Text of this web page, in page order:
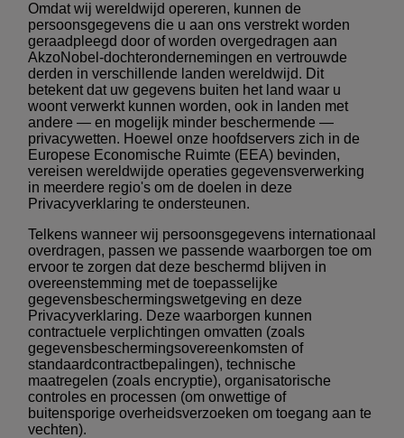
Omdat wij wereldwijd opereren, kunnen de
persoonsgegevens die u aan ons verstrekt worden
geraadpleegd door of worden overgedragen aan
AkzoNobel-dochterondernemingen en vertrouwde
derden in verschillende landen wereldwijd. Dit
betekent dat uw gegevens buiten het land waar u
woont verwerkt kunnen worden, ook in landen met
andere — en mogelijk minder beschermende —
privacywetten. Hoewel onze hoofdservers zich in de
Europese Economische Ruimte (EEA) bevinden,
vereisen wereldwijde operaties gegevensverwerking
in meerdere regio's om de doelen in deze
Privacyverklaring te ondersteunen.
Telkens wanneer wij persoonsgegevens internationaal
overdragen, passen we passende waarborgen toe om
ervoor te zorgen dat deze beschermd blijven in
overeenstemming met de toepasselijke
gegevensbeschermingswetgeving en deze
Privacyverklaring. Deze waarborgen kunnen
contractuele verplichtingen omvatten (zoals
gegevensbeschermingsovereenkomsten of
standaardcontractbepalingen), technische
maatregelen (zoals encryptie), organisatorische
controles en processen (om onwettige of
buitensporige overheidsverzoeken om toegang aan te
vechten).